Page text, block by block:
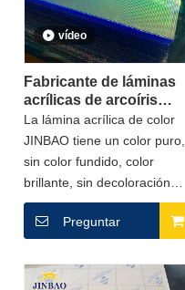
vídeo
Fabricante de láminas
acrílicas de arcoíris
Jinbao
La lámina acrílica de color
JINBAO tiene un color puro,
sin color fundido, color
brillante, sin decoloración
evidente después de 8 a 10
años de uso en exteriores.
lanzará productos no
Preguntar